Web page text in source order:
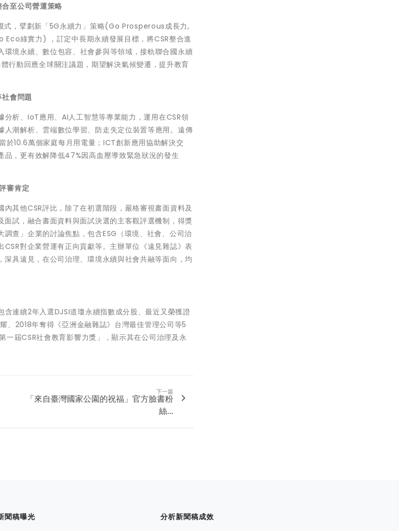
至公司營運策略
式，擘劃新「5G永續力」策略(Go Prosperous成長力,
綠實力) ，訂定中長期永續發展目標，將CSR整合進
境永續、數位包容、社會參與等領域，接軌聯合國永續
動回應全球關注議題，期望解決氣候變遷，提升教育
會問題
析、IoT應用、AI人工智慧等專業能力，運用在CSR領
潮解析、雲端數位學習、防走失定位裝置等應用。 遠傳
於10.6萬個家庭每月用電量；ICT創新應用協助解決交
，更有效解降低47%因高血壓導致緊急狀況的發生
審肯定
其他CSR評比，除了在初選階段，嚴格審視書面資料及
試， 融合書面資料與面試決選的主客觀評選機制，得獎
查」企業的討論焦點，包含ESG（環境、社會、公司治
CSR對企業營運有正向貢獻等。主辦單位《遠見雜誌》表
具遠見，在公司治理、環境永續與社會共融等面向，均
連續2年入選DJSI道瓊永續指數成分股、最近又榮獲證
、2018年奪得《亞洲金融雜誌》台灣最佳管理公司等5
屆CSR社會教育影響力獎」，顯示其在公司治理及永
下一篇
「來自臺灣國家公園的祝福」官方臉書粉
絲...
聞稿曝光 分析新聞稿成效